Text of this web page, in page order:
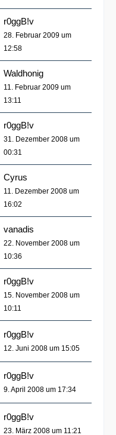
r0ggB!v
28. Februar 2009 um
12:58
Waldhonig
11. Februar 2009 um
13:11
r0ggB!v
31. Dezember 2008 um
00:31
Cyrus
11. Dezember 2008 um
16:02
vanadis
22. November 2008 um
10:36
r0ggB!v
15. November 2008 um
10:11
r0ggB!v
12. Juni 2008 um 15:05
r0ggB!v
9. April 2008 um 17:34
r0ggB!v
23. März 2008 um 11:21